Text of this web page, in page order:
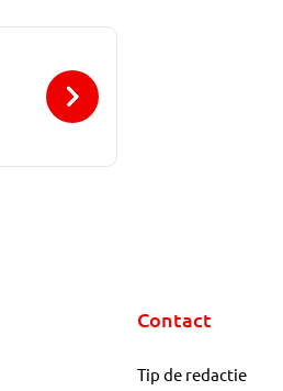
Contact
Tip de redactie